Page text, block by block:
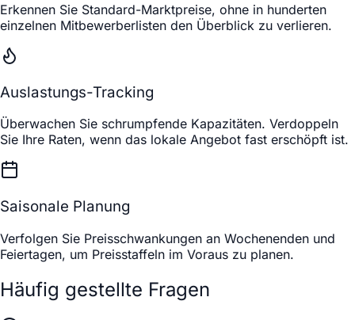
Erkennen Sie Standard-Marktpreise, ohne in hunderten
einzelnen Mitbewerberlisten den Überblick zu verlieren.
Auslastungs-Tracking
Überwachen Sie schrumpfende Kapazitäten. Verdoppeln
Sie Ihre Raten, wenn das lokale Angebot fast erschöpft ist.
Saisonale Planung
Verfolgen Sie Preisschwankungen an Wochenenden und
Feiertagen, um Preisstaffeln im Voraus zu planen.
Häufig gestellte Fragen